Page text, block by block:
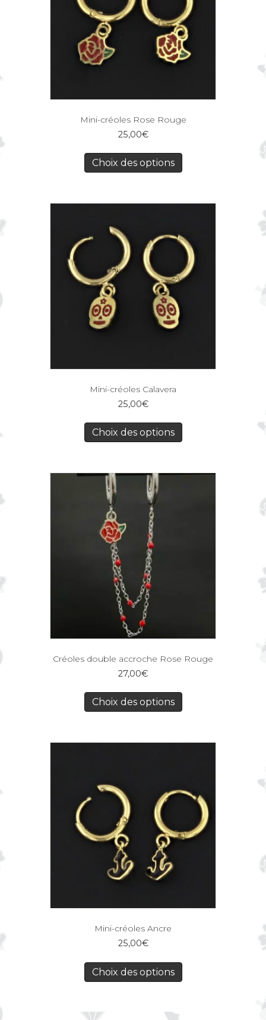
Mini-créoles Rose Rouge
25,00€
Choix des options
Mini-créoles Calavera
25,00€
Choix des options
Créoles double accroche Rose Rouge
27,00€
Choix des options
Mini-créoles Ancre
25,00€
Choix des options